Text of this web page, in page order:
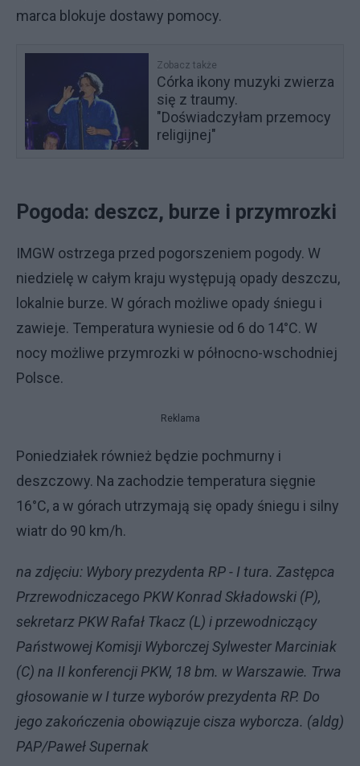
marca blokuje dostawy pomocy.
Zobacz także
Córka ikony muzyki zwierza
się z traumy.
"Doświadczyłam przemocy
religijnej"
Pogoda: deszcz, burze i przymrozki
IMGW ostrzega przed pogorszeniem pogody. W
niedzielę w całym kraju występują opady deszczu,
lokalnie burze. W górach możliwe opady śniegu i
zawieje. Temperatura wyniesie od 6 do 14°C. W
nocy możliwe przymrozki w północno-wschodniej
Polsce.
Reklama
Poniedziałek również będzie pochmurny i
deszczowy. Na zachodzie temperatura sięgnie
16°C, a w górach utrzymają się opady śniegu i silny
wiatr do 90 km/h.
na zdjęciu: Wybory prezydenta RP - I tura. Zastępca
Przrewodniczacego PKW Konrad Składowski (P),
sekretarz PKW Rafał Tkacz (L) i przewodniczący
Państwowej Komisji Wyborczej Sylwester Marciniak
(C) na II konferencji PKW, 18 bm. w Warszawie. Trwa
głosowanie w I turze wyborów prezydenta RP. Do
jego zakończenia obowiązuje cisza wyborcza. (aldg)
PAP/Paweł Supernak